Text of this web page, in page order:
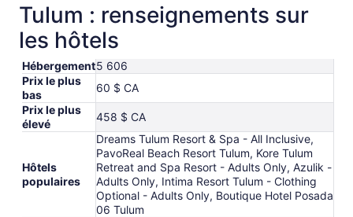
Tulum : renseignements sur
les hôtels
Hébergement5 606
Prix le plus
bas
60 $ CA
Prix le plus
élevé
458 $ CA
Hôtels
populaires
Dreams Tulum Resort & Spa - All Inclusive,
PavoReal Beach Resort Tulum, Kore Tulum
Retreat and Spa Resort - Adults Only, Azulik -
Adults Only, Intima Resort Tulum - Clothing
Optional - Adults Only, Boutique Hotel Posada
06 Tulum